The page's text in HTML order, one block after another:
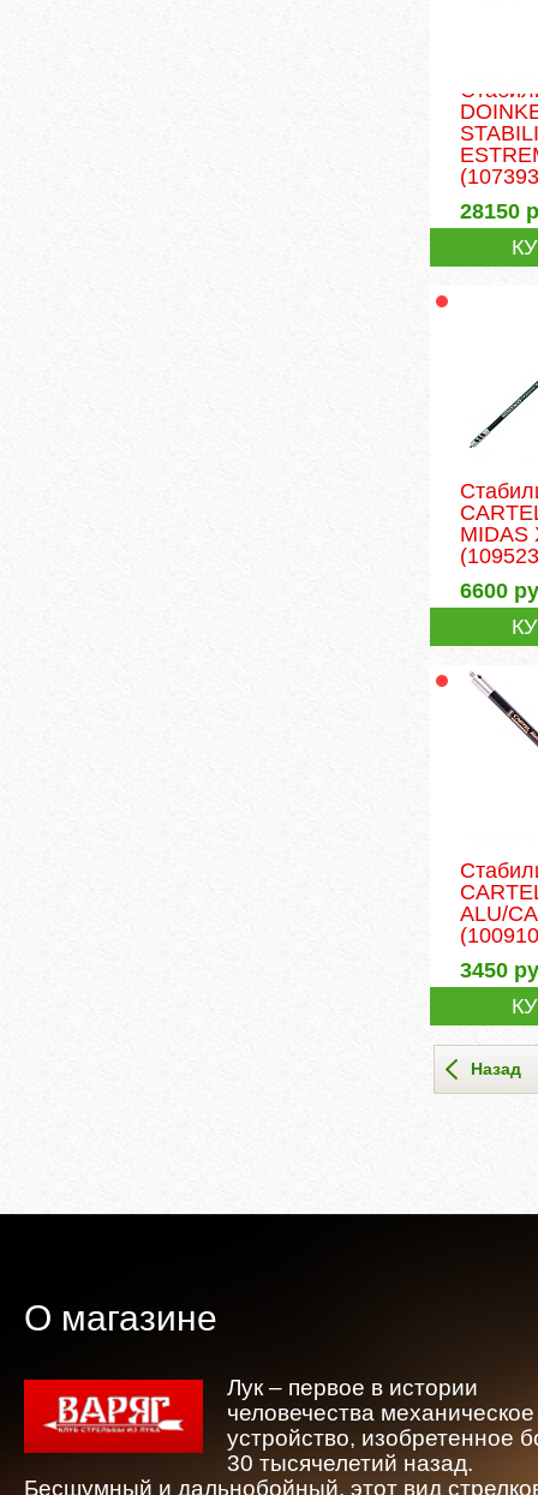
28150
MIDAS
6600
ALU/
3450
Назад
О магазине
Лук – первое в истории
человечества механическое
устройство, изобретенное
30 тысячелетий назад.
Бесшумный и дальнобойный, этот вид